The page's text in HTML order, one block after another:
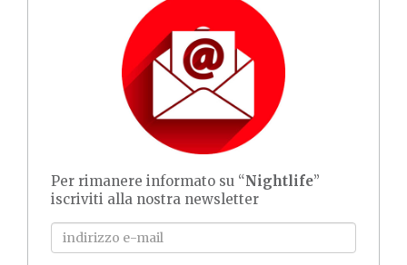
Per rimanere informato su “Nightlife”
iscriviti alla nostra newsletter